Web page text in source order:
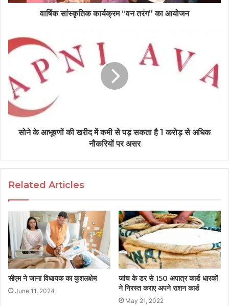
वार्षिक सांस्कृतिक कार्यक्रम “वन तरंग” का आयोजन
सोने के आभूषणों की खरीद में कमी से पड़ सकता है 1 करोड़ से अधिक
नौकरियों पर असर
Related Articles
सीएम ने जाना विधायक का कुशलक्षेम
June 11, 2024
जांच के डर से 150 अपात्र कार्ड धारकों
ने निरस्त कराए अपने राशन कार्ड
May 21, 2022